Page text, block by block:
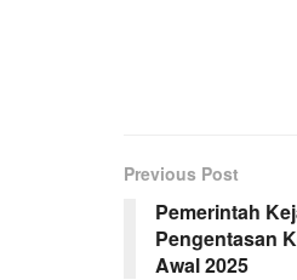
Previous Post
Pemerintah
Pengentasan
Awal 2025